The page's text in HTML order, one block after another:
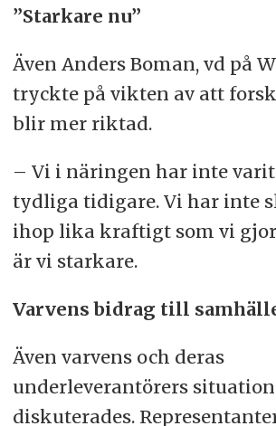
”Starkare nu”
Även Anders Boman, vd på
tryckte på vikten av att
blir mer riktad.
– Vi i näringen har inte
tydliga tidigare. Vi har inte
ihop lika kraftigt som vi
är vi starkare.
Varvens bidrag till
Även varvens och deras
underleverantörers situation
diskuterades.